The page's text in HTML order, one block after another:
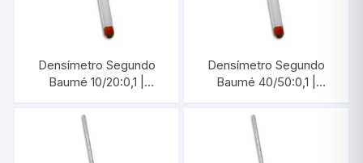
Densímetro Segundo
Baumé 10/20:0,1 |
Densímetro Segundo
Baumé 40/50:0,1 |